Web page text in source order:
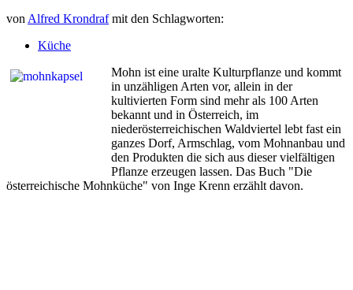
von Alfred Krondraf mit den Schlagworten:
Küche
Mohn ist eine uralte Kulturpflanze und kommt
in unzähligen Arten vor, allein in der
kultivierten Form sind mehr als 100 Arten
bekannt und in Österreich, im
niederösterreichischen Waldviertel lebt fast ein
ganzes Dorf, Armschlag, vom Mohnanbau und
den Produkten die sich aus dieser vielfältigen
Pflanze erzeugen lassen. Das Buch "Die
österreichische Mohnküche" von Inge Krenn erzählt davon.